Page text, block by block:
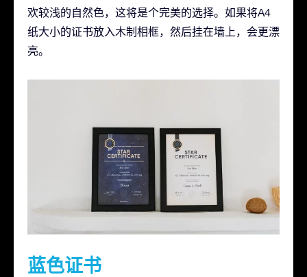
欢较浅的自然色，这将是个完美的选择。如果将A4
纸大小的证书放入木制相框，然后挂在墙上，会更漂
亮。
蓝色证书